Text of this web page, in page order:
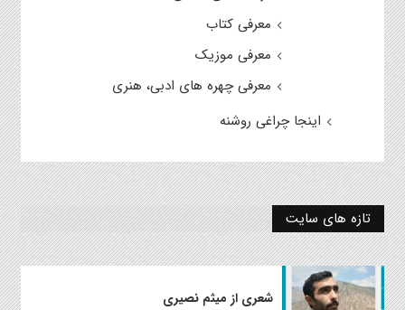
معرفی کتاب
معرفی موزیک
معرفی چهره های ادبی، هنری
اینجا چراغی روشنه
تازه های سایت
شعری از میثم نصیری